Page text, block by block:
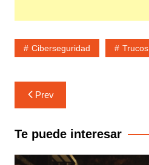
Ciberseguridad Trucos
Navegación
de
entradas
Prev
Te puede interesar